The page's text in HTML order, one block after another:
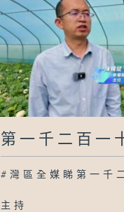
第一千二百一
#灣區全媒睇第一千
主持